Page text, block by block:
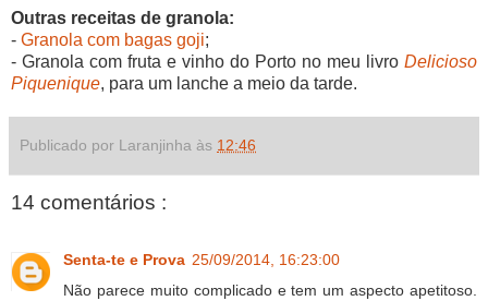
Outras receitas de granola:
- Granola com bagas goji;
- Granola com fruta e vinho do Porto no meu livro Delicioso
Piquenique, para um lanche a meio da tarde.
Publicado por Laranjinha às 12:46
14 comentários :
Senta-te e Prova 25/09/2014, 16:23:00
Não parece muito complicado e tem um aspecto apetitoso.